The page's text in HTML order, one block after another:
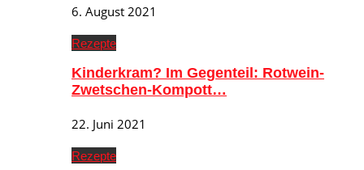
6. August 2021
Rezepte
Kinderkram? Im Gegenteil: Rotwein-
Zwetschen-Kompott…
22. Juni 2021
Rezepte